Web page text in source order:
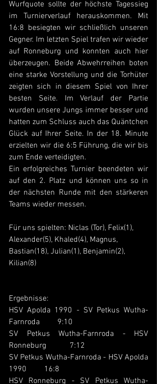
Wurfquote sollte der höchste Tagessieg
im Turnierverlauf herauskommen. Mit
16:8 besiegten wir schließlich unseren
Gegner. Im letzten Spiel trafen wir wieder
auf Ronneburg und konnten auch hier
überzeugen. Beide Abwehrreihen boten
eine starke Vorstellung und die Torhüter
zeigten sich in diesem Spiel von Ihrer
besten Seite. Im Verlauf der Partie
wurden unsere Jungs immer besser und
hatten zum Schluss auch das Quäntchen
Glück auf Ihrer Seite. In der 18. Minute
erzielten wir die 6:5 Führung, die wir bis
zum Ende verteidigten.
Ein erfolgreiches Turnier beendeten wir
auf den 2. Platz und können uns so in
der nächsten Runde mit den stärkeren
Teams wieder messen.
Für uns spielten: Niclas (Tor), Felix(1),
Alexander(5), Khaled(4), Magnus,
Bastian(18), Julian(1), Benjamin(2),
Kilian(8)
Ergebnisse:
HSV Apolda 1990 - SV Petkus Wutha-
Farnroda         9:10
SV Petkus Wutha-Farnroda - HSV
Ronneburg            7:12
SV Petkus Wutha-Farnroda - HSV Apolda
1990         16:8
HSV Ronneburg - SV Petkus Wutha-